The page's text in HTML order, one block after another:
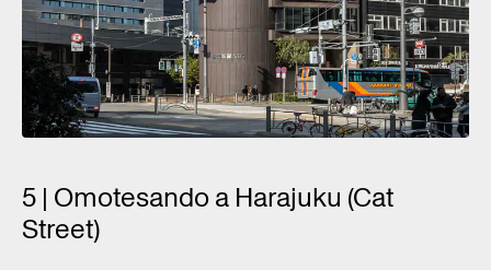
5 | Omotesando a Harajuku (Cat
Street)